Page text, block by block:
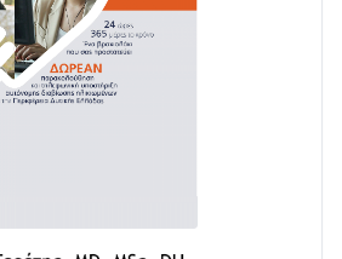
που κυκλοφορεί
«Καμία εκχώρηση των νερών